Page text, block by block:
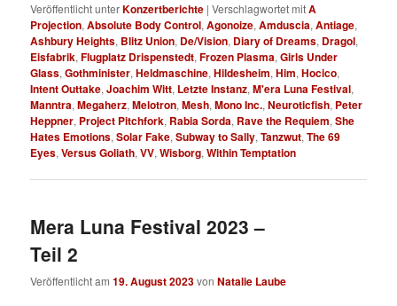
Veröffentlicht unterKonzertberichte |Verschlagwortet mitA
Projection,Absolute Body Control,Agonoize,Amduscia,Antiage,
Ashbury Heights, Blitz Union, De/Vision, Diary of Dreams, Dragol,
Eisfabrik,Flugplatz Drispenstedt,Frozen Plasma,Girls Under
Glass,Gothminister,Heldmaschine,Hildesheim,Him,Hocico,
Intent Outtake,Joachim Witt, Letzte Instanz,M'era Luna Festival,
Manntra,Megaherz,Melotron,Mesh,Mono Inc.,Neuroticfish, Peter
Heppner, Project Pitchfork, Rabia Sorda, Rave the Requiem,She
Hates Emotions,Solar Fake,Subway to Sally,Tanzwut,The 69
Eyes,Versus Goliath,VV,Wisborg,Within Temptation
Mera Luna Festival 2023 –
Teil 2
Veröffentlicht am19. August 2023vonNatalie Laube